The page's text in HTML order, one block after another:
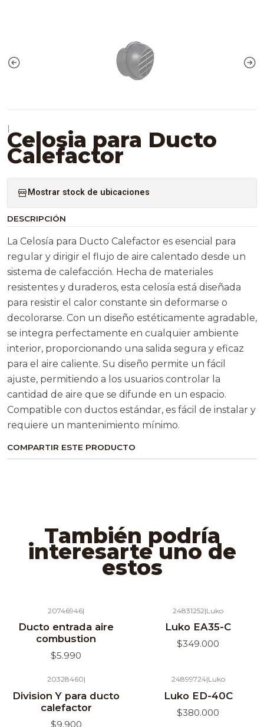
|Celosia para Ducto
Calefactor
Mostrar stock de ubicaciones
DESCRIPCIÓN
La Celosía para Ducto Calefactor es esencial para
regular y dirigir el flujo de aire calentado desde un
sistema de calefacción. Hecha de materiales
resistentes y duraderos, esta celosía está diseñada
para resistir el calor constante sin deformarse o
decolorarse. Con un diseño estéticamente agradable,
se integra perfectamente en cualquier ambiente
interior, proporcionando una salida segura y eficaz
para el aire caliente. Su diseño permite un fácil
ajuste, permitiendo a los usuarios controlar la
cantidad de aire que se difunde en un espacio.
Compatible con ductos estándar, es fácil de instalar y
requiere un mantenimiento mínimo.
COMPARTIR ESTE PRODUCTO
También podría
interesarte uno de
estos
20746946|
Ducto entrada aire
combustion
$5.990
24831252|Luko
Luko EA35-C
$349.000
20328460|
Division Y para ducto
calefactor
$9.900
24899724|Luko
Luko ED-40C
$380.000